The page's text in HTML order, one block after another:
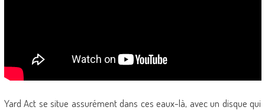
Yard Act se situe assurément dans ces eaux-là, avec un disque qui